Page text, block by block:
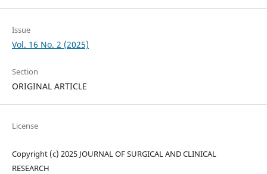
Issue
Vol. 16 No. 2 (2025)
Section
ORIGINAL ARTICLE
License
Copyright (c) 2025 JOURNAL OF SURGICAL AND CLINICAL
RESEARCH